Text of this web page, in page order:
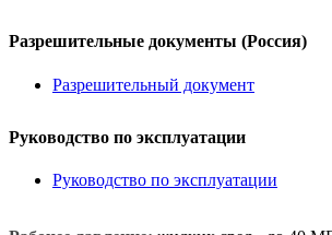
Разрешительные документы (Россия)
Разрешительный документ
Руководство по эксплуатации
Руководство по эксплуатации